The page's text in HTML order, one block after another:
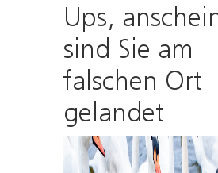
Ups,
sind Sie am
falschen Ort
gelandet